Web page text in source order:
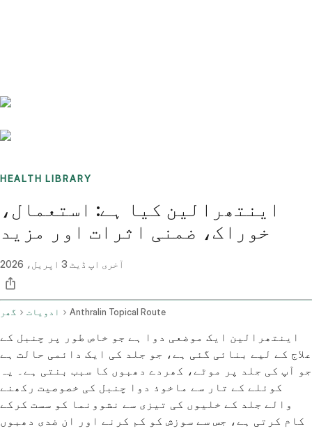
HEALTH LIBRARY
اینتھرالین کیا ہے: استعمال،
خوراک، ضمنی اثرات اور مزید
آخری اپ ڈیٹ 3 اپریل، 2026
گھر ادویات Anthralin Topical Route
اینتھرالین ایک موضعی دوا ہے جو خاص طور پر چنبل کے
علاج کے لیے بنائی گئی ہے، جو جلد کی ایک دائمی حالت ہے
جو آپ کی جلد پر موٹے، کھردے دھبوں کا سبب بنتی ہے۔ یہ
کوئلے کے تار سے ماخوذ دوا چنبل کی خصوصیت رکھنے
والے جلد کے خلیوں کی تیزی سے نشوونما کو سست کرکے
کام کرتی ہے، جس سے سوزش کو کم کرنے اور ان ضدی دھبوں